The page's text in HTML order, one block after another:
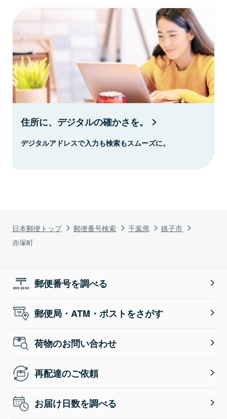
日本郵便トップ 郵便番号検索 千葉県
銚子市
赤塚町
住所に、デジタルの確かさを。
デジタルアドレスで入力も検索もスムーズに。
郵便番号を調べる
郵便局・ATM・ポストをさがす
荷物のお問い合わせ
再配達のご依頼
お届け日数を調べる